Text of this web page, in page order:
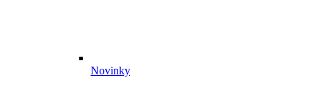
Novinky